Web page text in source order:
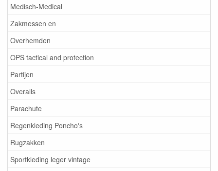
Medisch-Medical
Zakmessen en
Overhemden
OPS tactical and protection
Partijen
Overalls
Parachute
Regenkleding Poncho's
Rugzakken
Sportkleding leger vintage